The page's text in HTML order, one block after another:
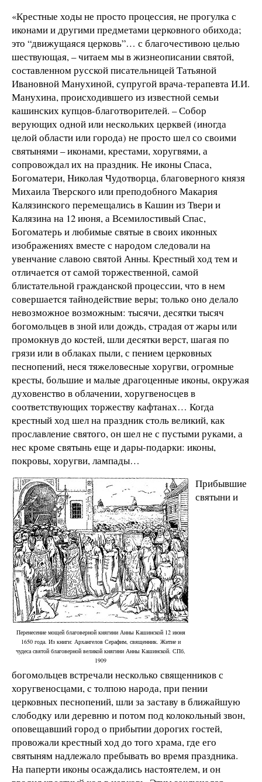
«Крестные ходы не просто процессия, не прогулка с
иконами и другими предметами церковного обихода;
это “движущаяся церковь”… с благочестивою целью
шествующая, – читаем мы в жизнеописании святой,
составленном русской писательницей Татьяной
Ивановной Манухиной, супругой врача-терапевта И.И.
Манухина, происходившего из известной семьи
кашинских купцов-благотворителей. – Собор
верующих одной или нескольких церквей (иногда
целой области или города) не просто шел со своими
святынями – иконами, крестами, хоругвями, а
сопровождал их на праздник. Не иконы Спаса,
Богоматери, Николая Чудотворца, благоверного князя
Михаила Тверского или преподобного Макария
Калязинского перемещались в Кашин из Твери и
Калязина на 12 июня, а Всемилостивый Спас,
Богоматерь и любимые святые в своих иконных
изображениях вместе с народом следовали на
увенчание славою святой Анны. Крестный ход тем и
отличается от самой торжественной, самой
блистательной гражданской процессии, что в нем
совершается тайнодействие веры; только оно делало
невозможное возможным: тысячи, десятки тысяч
богомольцев в зной или дождь, страдая от жары или
промокнув до костей, шли десятки верст, шагая по
грязи или в облаках пыли, с пением церковных
песнопений, неся тяжеловесные хоругви, огромные
кресты, большие и малые драгоценные иконы, окружая
духовенство в облачении, хоругвеносцев в
соответствующих торжеству кафтанах… Когда
крестный ход шел на праздник столь великий, как
прославление святого, он шел не с пустыми руками, а
нес кроме святынь еще и дары-подарки: иконы,
покровы, хоругви, лампады…
Перенесение мощей благоверной княгини Анны Кашинской 12 июня
1650 года. Из книги: Архангелов Серафим, священник. Житие и
чудеса святой благоверной великой княгини Анны Кашинской. СПб,
1909
Прибывшие
святыни и
богомольцев встречали несколько священников с
хоругвеносцами, с толпою народа, при пении
церковных песнопений, шли за заставу в ближайшую
слободку или деревню и потом под колокольный звон,
оповещавший город о прибытии дорогих гостей,
провожали крестный ход до того храма, где его
святыням надлежало пребывать во время праздника.
На паперти иконы осаждались настоятелем, и он